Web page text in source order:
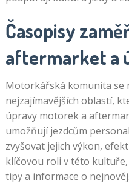
Časopisy
aftermarket a
Motorkářská komunita se
nejzajímavějších oblastí,
úpravy motorek a
umožňují jezdcům
zvyšovat jejich výkon,
klíčovou roli v této
tipy a informace o